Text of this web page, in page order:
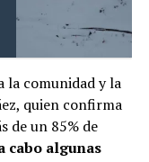
la comunidad y la
quien confirma
de un 85% de
cabo algunas